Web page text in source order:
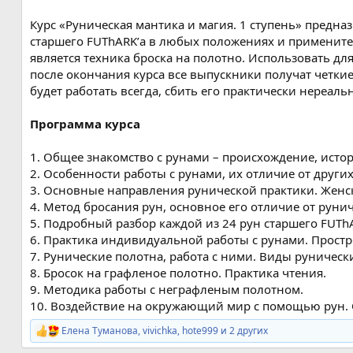
Курс «Руническая мантика и магия. 1 ступень»
старшего FUThARK’а в любых положениях и
является техника броска на полотно. Использовать
после окончания курса все выпускники получат
будет работать всегда, сбить его практически
Программа курса
1. Общее знакомство с рунами – происхождение,
2. Особенности работы с рунами, их отличие от
3. Основные направления рунической практики.
4. Метод бросания рун, основное его отличие от
5. Подробный разбор каждой из 24 рун старшего
6. Практика индивидуальной работы с рунами.
7. Рунические полотна, работа с ними. Виды
8. Бросок на графленое полотно. Практика чтения.
9. Методика работы с неграфленым полотном.
10. Воздействие на окружающий мир с помощью рун.
Р
е
Елена Туманова,vivichka, hote999 и 2 других